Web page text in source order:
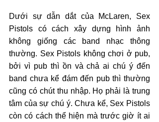
Dưới sự dẫn dắt của McLaren, Sex
Pistols có cách xây dựng hình ảnh
không giống các band nhạc thông
thường. Sex Pistols không chơi ở pub,
bởi vì pub thì ồn và chả ai chú ý đến
band chưa kể đám đến pub thì thường
cũng có chút thu nhập. Họ phải là trung
tâm của sự chú ý. Chưa kể, Sex Pistols
còn có cách thể hiện mà trước giờ ít ai